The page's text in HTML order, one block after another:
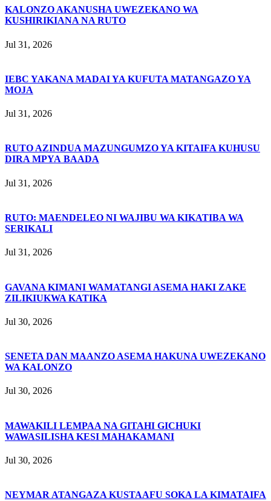
KALONZO AKANUSHA UWEZEKANO WA
KUSHIRIKIANA NA RUTO
Jul 31, 2026
IEBC YAKANA MADAI YA KUFUTA MATANGAZO YA
MOJA
Jul 31, 2026
RUTO AZINDUA MAZUNGUMZO YA KITAIFA KUHUSU
DIRA MPYA BAADA
Jul 31, 2026
RUTO: MAENDELEO NI WAJIBU WA KIKATIBA WA
SERIKALI
Jul 31, 2026
GAVANA KIMANI WAMATANGI ASEMA HAKI ZAKE
ZILIKIUKWA KATIKA
Jul 30, 2026
SENETA DAN MAANZO ASEMA HAKUNA UWEZEKANO
WA KALONZO
Jul 30, 2026
MAWAKILI LEMPAA NA GITAHI GICHUKI
WAWASILISHA KESI MAHAKAMANI
Jul 30, 2026
NEYMAR ATANGAZA KUSTAAFU SOKA LA KIMATAIFA